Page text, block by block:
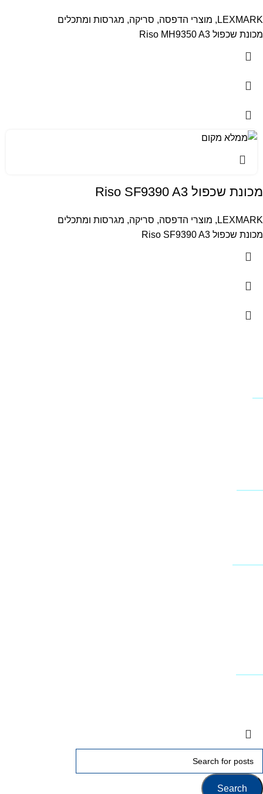
LEXMARK
, מוצרי הדפסה, סריקה, מגרסות ומתכלים
מכונת שכפול Riso MH9350 A3
מכונת שכפול Riso SF9390 A3
LEXMARK
, מוצרי הדפסה, סריקה, מגרסות ומתכלים
מכונת שכפול Riso SF9390 A3
Search